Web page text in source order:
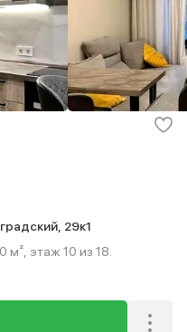
29к1
м², этаж 10 из 18.